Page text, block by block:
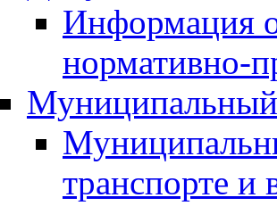
Информация
нормативно-
Муниципальный
транспорте и